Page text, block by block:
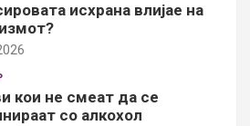
исхрана влијае на
кои не смеат да се
со алкохол